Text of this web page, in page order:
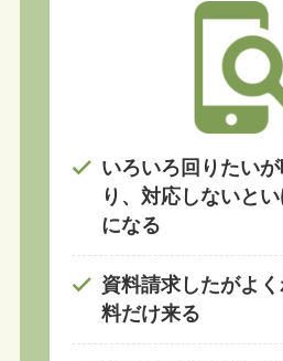
いろいろ回りたい
り、対応しないと
になる
資料請求したがよ
料だけ来る